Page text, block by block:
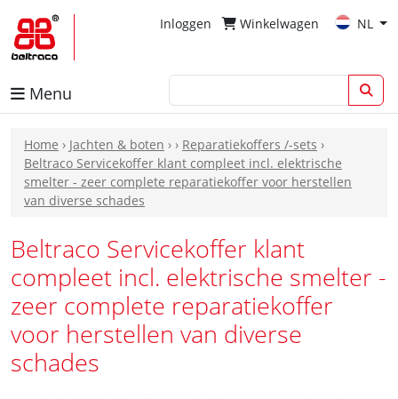
Inloggen Winkelwagen NL
Menu
Home › Jachten & boten › › Reparatiekoffers /-sets ›
Beltraco Servicekoffer klant compleet incl. elektrische
smelter - zeer complete reparatiekoffer voor herstellen
van diverse schades
Beltraco Servicekoffer klant
compleet incl. elektrische smelter -
zeer complete reparatiekoffer
voor herstellen van diverse
schades